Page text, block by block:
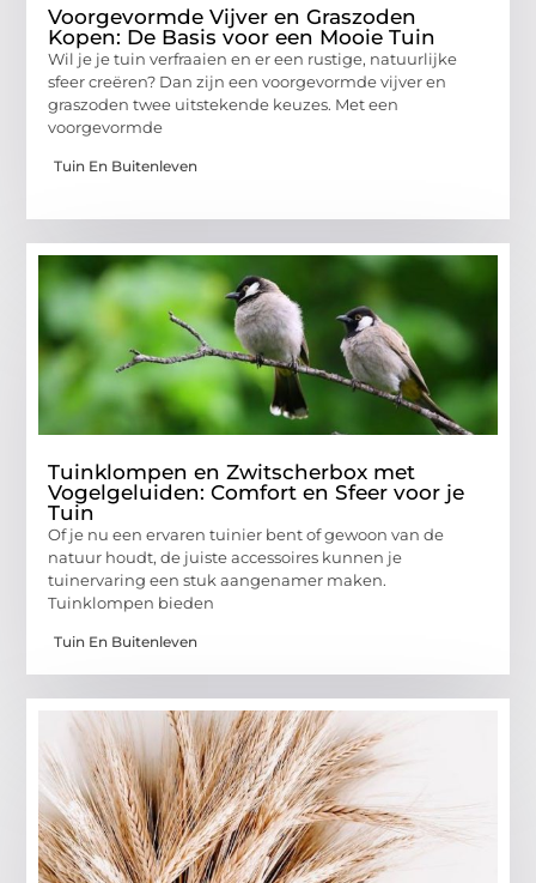
Voorgevormde Vijver en Graszoden
Kopen: De Basis voor een Mooie Tuin
Wil je je tuin verfraaien en er een rustige, natuurlijke
sfeer creëren? Dan zijn een voorgevormde vijver en
graszoden twee uitstekende keuzes. Met een
voorgevormde
Tuin En Buitenleven
Tuinklompen en Zwitscherbox met
Vogelgeluiden: Comfort en Sfeer voor je
Tuin
Of je nu een ervaren tuinier bent of gewoon van de
natuur houdt, de juiste accessoires kunnen je
tuinervaring een stuk aangenamer maken.
Tuinklompen bieden
Tuin En Buitenleven